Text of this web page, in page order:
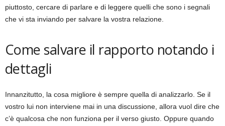
piuttosto, cercare di parlare e di leggere quelli che sono i segnali
che vi sta inviando per salvare la vostra relazione.
Come salvare il rapporto notando i
dettagli
Innanzitutto, la cosa migliore è sempre quella di analizzarlo. Se il
vostro lui non interviene mai in una discussione, allora vuol dire che
c’è qualcosa che non funziona per il verso giusto. Oppure quando